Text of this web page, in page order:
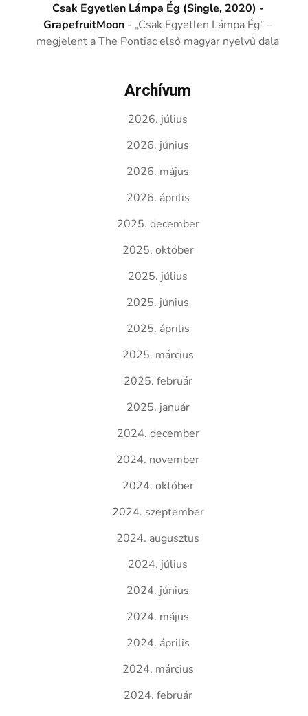
Csak Egyetlen Lámpa Ég (Single, 2020) -
GrapefruitMoon - „Csak Egyetlen Lámpa Ég” –
megjelent a The Pontiac első magyar nyelvű dala
Archívum
2026. július
2026. június
2026. május
2026. április
2025. december
2025. október
2025. július
2025. június
2025. április
2025. március
2025. február
2025. január
2024. december
2024. november
2024. október
2024. szeptember
2024. augusztus
2024. július
2024. június
2024. május
2024. április
2024. március
2024. február